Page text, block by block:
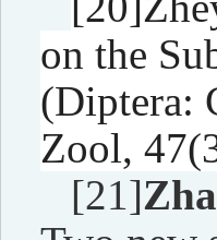
on the
(Diptera:
Zool,
[21]